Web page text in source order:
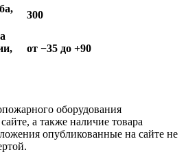
300
от −35 до +90
оборудования
а также наличие товара
опубликованные на сайте не